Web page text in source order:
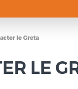
le Greta
LE